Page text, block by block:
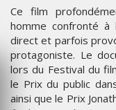
Ce film
homme confronté à
direct et parfois
protagoniste. Le
lors du Festival du
le Prix du public
ainsi que le Prix